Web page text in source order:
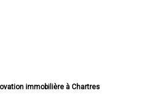
immobilière à Chartres